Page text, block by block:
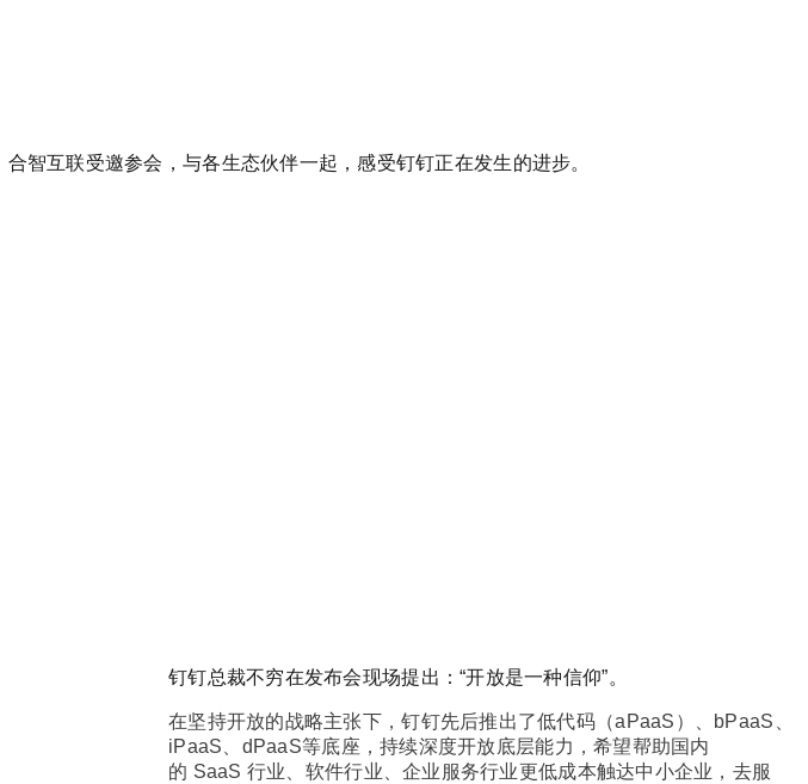
合智互联受邀参会，与各生态伙伴一起，感受钉钉正在发生的进步。
钉钉总裁不穷在发布会现场提出：“开放是一种信仰”。
在坚持开放的战略主张下，钉钉先后推出了低代码（aPaaS）、bPaaS、
iPaaS、dPaaS等底座，持续深度开放底层能力，希望帮助国内
的 SaaS 行业、软件行业、企业服务行业更低成本触达中小企业，去服